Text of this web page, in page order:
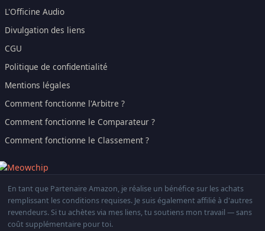
L'Officine Audio
Divulgation des liens
CGU
Politique de confidentialité
Mentions légales
Comment fonctionne l'Arbitre ?
Comment fonctionne le Comparateur ?
Comment fonctionne le Classement ?
En tant que Partenaire Amazon, je réalise un bénéfice sur les achats
remplissant les conditions requises. Je suis également affilié à d'autres
revendeurs. Si tu achètes via mes liens, tu soutiens mon travail — sans
coût supplémentaire pour toi.